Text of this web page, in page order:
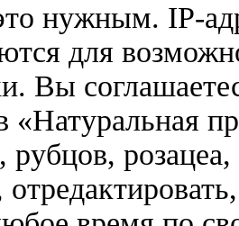
нужным. IP-
для
Вы
«Натуральная